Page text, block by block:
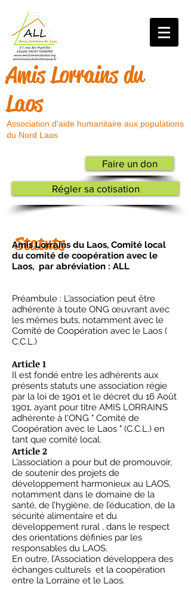
Amis Lorrains du
Laos
Association d'aide humanitaire aux populations
du Nord Laos
Faire un don
Régler sa cotisation
Statuts
Amis Lorrains du Laos, Comité local
du comité de coopération avec le
Laos, par abréviation : ALL
Préambule : L’association peut être
adhérente à toute ONG œuvrant avec
les mêmes buts, notamment avec le
Comité de Coopération avec le Laos (
C.C.L.)
Article 1
Il est fondé entre les adhérents aux
présents statuts une association régie
par la loi de 1901 et le décret du 16 Août
1901, ayant pour titre AMIS LORRAINS
adhérente à l'ONG " Comité de
Coopération avec le Laos " (C.C.L.) en
tant que comité local.
Article 2
L’association a pour but de promouvoir,
de soutenir des projets de
développement harmonieux au LAOS,
notamment dans le domaine de la
santé, de l’hygiène, de l’éducation, de la
sécurité alimentaire et du
développement rural , dans le respect
des orientations définies par les
responsables du LAOS.
En outre, l’Association développera des
échanges culturels et la coopération
entre la Lorraine et le Laos.